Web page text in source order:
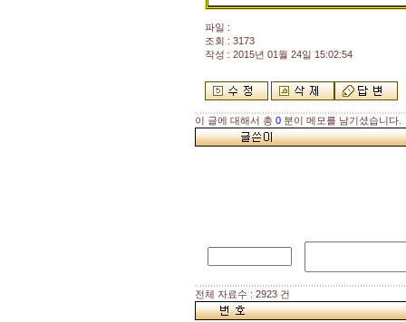
파일 :
조회 : 3173
작성 : 2015년 01월 24일 15:02:54
이 글에 대해서 총 0 분이 메모를 남기셨습니다.
전체 자료수 : 2923 건